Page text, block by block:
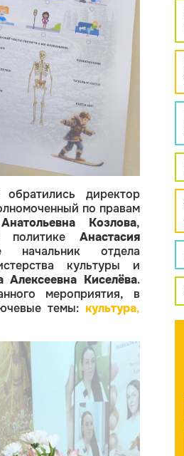
директор
по правам
Козлова,
политике Анастасия
отдела
культуры и
Алексеевна Киселёва.
мероприятия, в
темы: культура,